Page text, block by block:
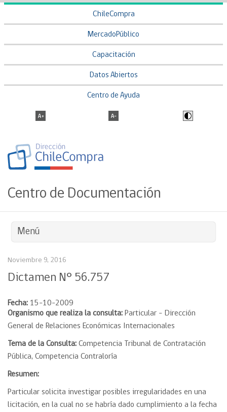
ChileCompra
MercadoPúblico
Capacitación
Datos Abiertos
Centro de Ayuda
Centro de Documentación
Menú
Noviembre 9, 2016
Dictamen N° 56.757
Fecha: 15-10-2009
Organismo que realiza la consulta: Particular – Dirección
General de Relaciones Económicas Internacionales
Tema de la Consulta: Competencia Tribunal de Contratación
Pública, Competencia Contraloría
Resumen:
Particular solicita investigar posibles irregularidades en una
licitación, en la cual no se habría dado cumplimiento a la fecha